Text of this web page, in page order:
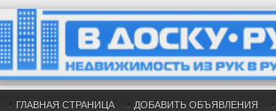
ГЛАВНАЯ СТРАНИЦА ДОБАВИТЬ ОБЪЯВЛЕНИЯ